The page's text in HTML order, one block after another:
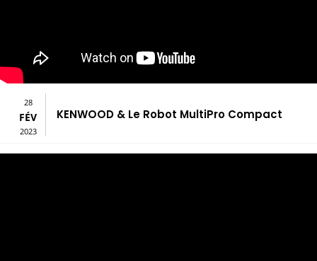
28
FÉV
2023
KENWOOD & Le Robot MultiPro Compact